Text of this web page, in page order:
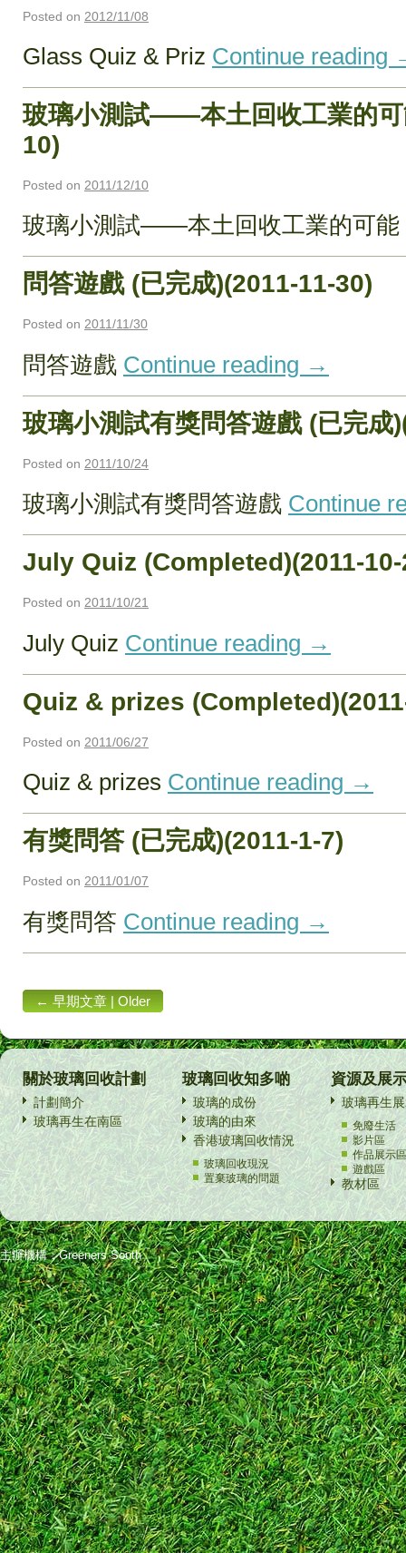
Posted on 2012/11/08
Glass Quiz & Priz Continue reading
玻璃小測試——本土回收工業的可
10)
Posted on 2011/12/10
玻璃小測試——本土回收工業的可能
問答遊戲 (已完成)(2011-11-30)
Posted on 2011/11/30
問答遊戲 Continue reading →
玻璃小測試有獎問答遊戲 (已完成
Posted on 2011/10/24
玻璃小測試有獎問答遊戲 Continue
July Quiz (Completed)(2011-10-
Posted on 2011/10/21
July Quiz Continue reading →
Quiz & prizes
Posted on 2011/06/27
Quiz & prizes Continue reading →
有獎問答 (已完成)(2011-1-7)
Posted on 2011/01/07
有獎問答 Continue reading →
← 早期文章 | Older
關於玻璃回收計劃
計劃簡介
玻璃再生在南區
玻璃回收知多啲
玻璃的成份
玻璃的由來
香港玻璃回收情況
玻璃回收現況
置棄玻璃的問題
資源及展
玻璃再生
免廢生活
影片區
作品展示區
遊戲區
教材區
主辦機構：Greeners South